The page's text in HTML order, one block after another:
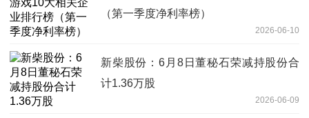
（第一季度净利率榜）
2026-06-10
新柴股份：6月8日董秘石荣减持股份合
计1.36万股
2026-06-09